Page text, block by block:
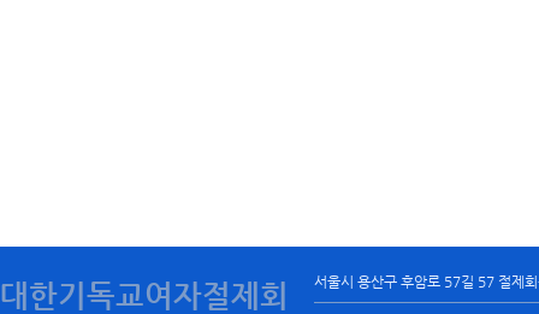
대한기독교여자절제회 서울시 용산구 후암로 57길 57 절제